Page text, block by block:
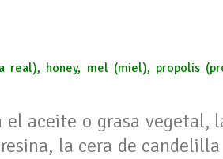
honey, mel (miel), propolis
aceite o grasa vegetal,
la cera de